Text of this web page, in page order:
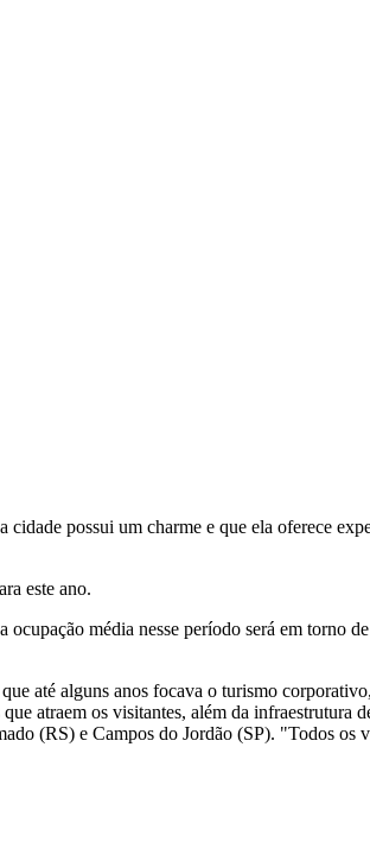
possui um charme e que ela oferece
este ano.
média nesse período será em torno
até alguns anos focava o turismo
atraem os visitantes, além da infraestrutura
(RS) e Campos do Jordão (SP). "Todos os